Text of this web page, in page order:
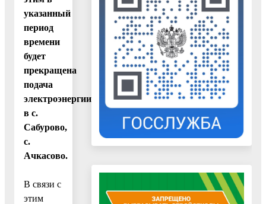
указанный
период
времени
будет
прекращена
подача
электроэнергии
в с.
Сабурово,
с.
Ачкасово.
В связи с
этим